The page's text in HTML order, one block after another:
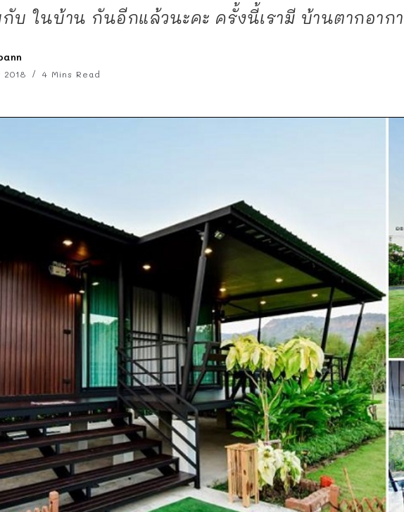
บ ในบ้าน กันอีกแล้วนะคะ ครั้งนี้เรามี บ้านตากอาก
2018 4 Mins Read